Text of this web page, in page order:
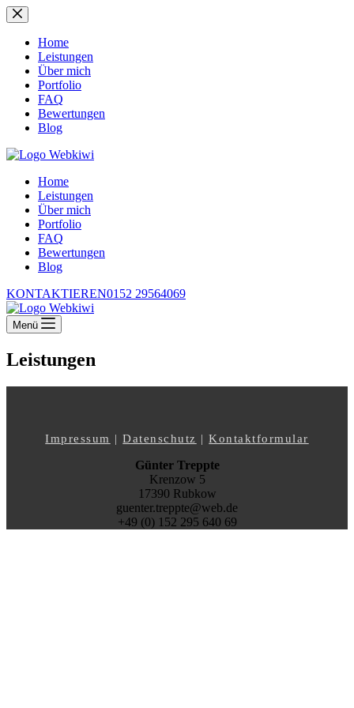
Zum
Inhalt
springenHome
Leistungen
Über mich
Portfolio
FAQ
Bewertungen
Blog
Home
Leistungen
Über mich
Portfolio
FAQ
Bewertungen
Blog
KONTAKTIEREN0152 29564069
Menü
Leistungen
Impressum |Datenschutz |Kontaktformular
Günter Treppte
Krenzow 5
17390 Rubkow
guenter.treppte@web.de
+49 (0) 152 295 640 69